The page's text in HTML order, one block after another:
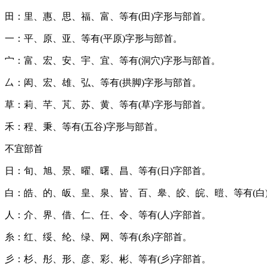
田：里、惠、思、福、富、等有(田)字形与部首。
一：平、原、亚、等有(平原)字形与部首。
宀：富、宏、安、宇、宜、等有(洞穴)字形与部首。
厶：闳、宏、雄、弘、等有(拱脚)字形与部首。
草：莉、芊、芃、苏、黄、等有(草)字形与部首。
禾：程、秉、等有(五谷)字形与部首。
不宜部首
日：旬、旭、景、曜、曙、昌、等有(日)字部首。
白：皓、的、皈、皇、泉、皆、百、皋、皎、皖、暟、等有(白)
人：介、界、借、仁、任、令、等有(人)字部首。
糸：红、绥、纶、绿、网、等有(糸)字部首。
彡：杉、彤、形、彦、彩、彬、等有(彡)字部首。